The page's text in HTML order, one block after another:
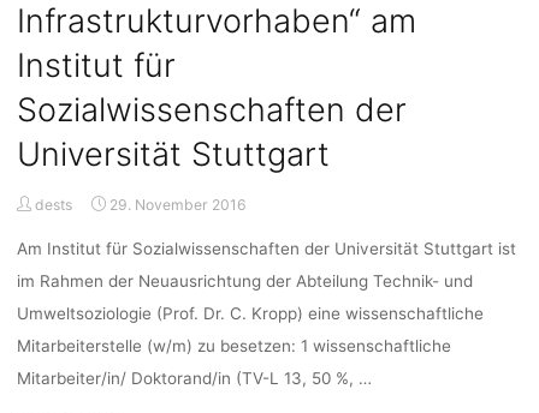
Städten“
am
Institut
Sozialwissenschaften
der
Universität
Stuttgart"
Infrastrukturvorhaben“ am
Institut für
Sozialwissenschaften der
Universität Stuttgart
dests 29. November 2016
Am Institut für Sozialwissenschaften der Universität Stuttgart ist
im Rahmen der Neuausrichtung der Abteilung Technik- und
Umweltsoziologie (Prof. Dr. C. Kropp) eine wissenschaftliche
Mitarbeiterstelle (w/m) zu besetzen: 1 wissenschaftliche
Mitarbeiter/in/ Doktorand/in (TV-L 13, 50 %, …